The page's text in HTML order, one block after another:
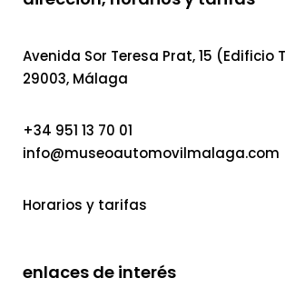
Avenida Sor Teresa Prat, 15 (Edificio
29003, Málaga
+34 951 13 70 01
info@museoautomovilmalaga.com
Horarios y tarifas
enlaces de interés